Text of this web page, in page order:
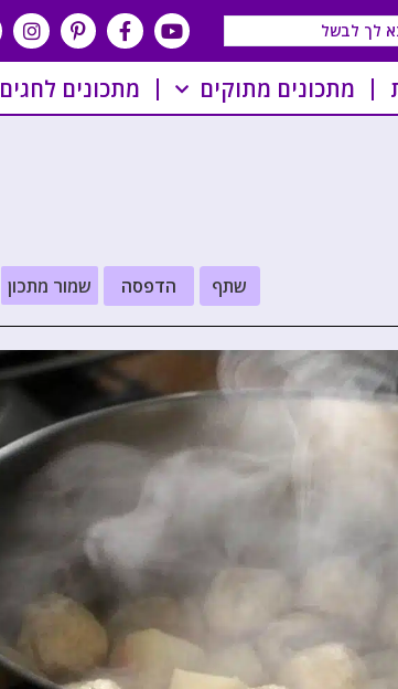
מתכונים מתוקים מתכונים לחגים
שתף הדפסה שמור מתכון